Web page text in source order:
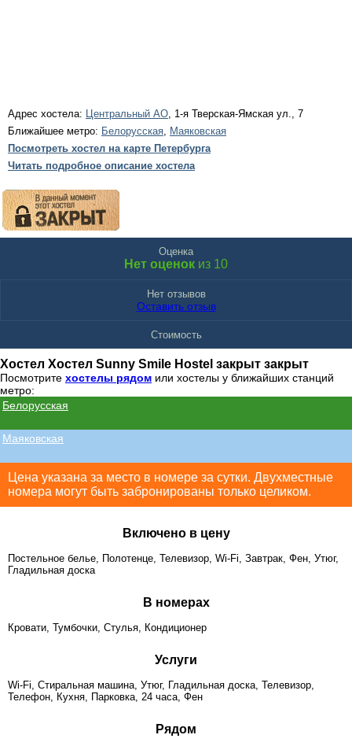
Адрес хостела: Центральный АО, 1-я Тверская-Ямская ул., 7
Ближайшее метро: Белорусская, Маяковская
Посмотреть хостел на карте Петербурга
Читать подробное описание хостела
Оценка
Нет оценок из 10
Нет отзывов
Оставить отзыв
Стоимость
Хостел Хостел Sunny Smile Hostel закрыт закрыт
Посмотрите хостелы рядом или хостелы у ближайших станций
метро:
Белорусская
Маяковская
Цена указана за место в номере за сутки. Двухместные
номера могут быть забронированы только целиком.
Включено в цену
Постельное белье, Полотенце, Телевизор, Wi-Fi, Завтрак, Фен, Утюг,
Гладильная доска
В номерах
Кровати, Тумбочки, Стулья, Кондиционер
Услуги
Wi-Fi, Стиральная машина, Утюг, Гладильная доска, Телевизор,
Телефон, Кухня, Парковка, 24 часа, Фен
Рядом